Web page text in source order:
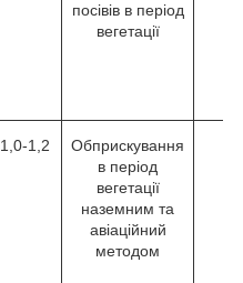
посівів в період
вегетації
1,0-1,2
Обприскування
в період
вегетації
наземним та
авіаційний
методом